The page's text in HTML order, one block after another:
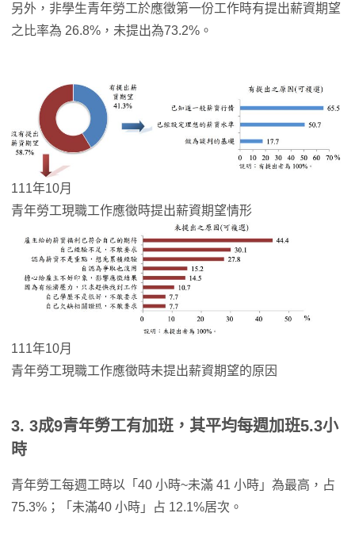
另外，非學生青年勞工於應徵第一份工作時有提出薪資期望
之比率為 26.8%，未提出為73.2%。
111年10月
青年勞工現職工作應徵時提出薪資期望情形
111年10月
青年勞工現職工作應徵時未提出薪資期望的原因
3. 3成9青年勞工有加班，其平均每週加班5.3小
時
青年勞工每週工時以「40 小時~未滿 41 小時」為最高，占
75.3%；「未滿40 小時」占 12.1%居次。